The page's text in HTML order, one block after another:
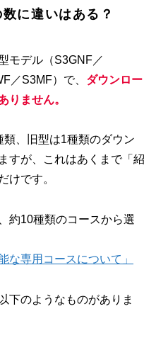
に違いはある？
モデル（S3GNF／
／S3MF）で、 ダウンロー
りません。
、旧型は1種類のダウン
すが、これはあくまで「紹
けです。
約10種類のコースから選
な専用コースについて」
下のようなものがありま